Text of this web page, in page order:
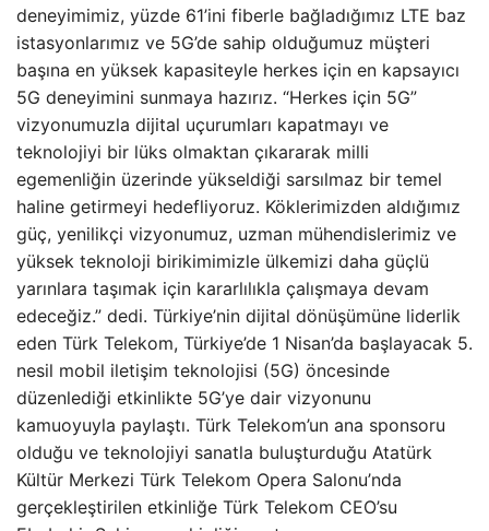
deneyimimiz, yüzde 61’ini fiberle bağladığımız LTE baz
istasyonlarımız ve 5G’de sahip olduğumuz müşteri
başına en yüksek kapasiteyle herkes için en kapsayıcı
5G deneyimini sunmaya hazırız. “Herkes için 5G”
vizyonumuzla dijital uçurumları kapatmayı ve
teknolojiyi bir lüks olmaktan çıkararak milli
egemenliğin üzerinde yükseldiği sarsılmaz bir temel
haline getirmeyi hedefliyoruz. Köklerimizden aldığımız
güç, yenilikçi vizyonumuz, uzman mühendislerimiz ve
yüksek teknoloji birikimimizle ülkemizi daha güçlü
yarınlara taşımak için kararlılıkla çalışmaya devam
edeceğiz.” dedi. Türkiye’nin dijital dönüşümüne liderlik
eden Türk Telekom, Türkiye’de 1 Nisan’da başlayacak 5.
nesil mobil iletişim teknolojisi (5G) öncesinde
düzenlediği etkinlikte 5G’ye dair vizyonunu
kamuoyuyla paylaştı. Türk Telekom’un ana sponsoru
olduğu ve teknolojiyi sanatla buluşturduğu Atatürk
Kültür Merkezi Türk Telekom Opera Salonu’nda
gerçekleştirilen etkinliğe Türk Telekom CEO’su